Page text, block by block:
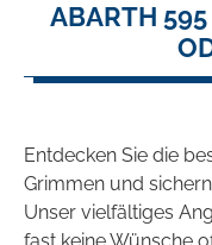
ABARTH
Entdecken Sie die
Grimmen und
Unser vielfältiges